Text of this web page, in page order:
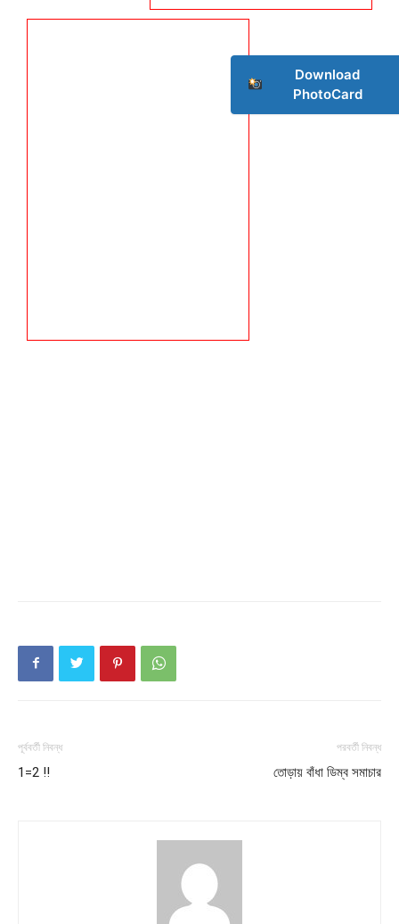
Download
PhotoCard
পূর্ববর্তী নিবন্ধ
1=2 !!
পরবর্তী নিবন্ধ
তোড়ায় বাঁধা ডিম্ব সমাচার